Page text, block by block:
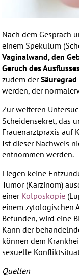
Nach dem Gespräch
einem Spekulum
Vaginalwand, den
Geruch des
zudem der
werden, der
Zur weiteren
Scheidensekret, das
Frauenarztpraxis auf
Ist dieser Nachweis
entnommen werden.
Liegen keine
Tumor (Karzinom)
einer Kolposkopie
einem zytologischen
Befunden, wird eine
Kann der
können dem
sexuelle
Quellen